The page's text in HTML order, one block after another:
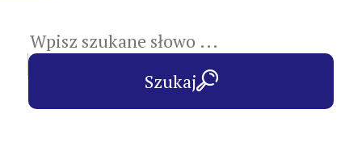
Szukaj